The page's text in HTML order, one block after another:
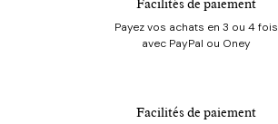
Facilités de paiement
Payez vos achats en 3 ou 4 fois
avec PayPal ou Oney
Facilités de paiement